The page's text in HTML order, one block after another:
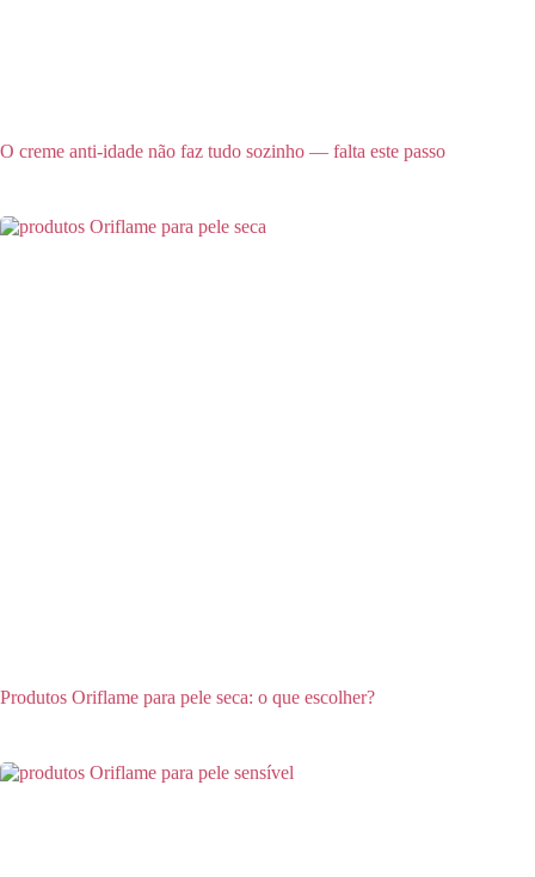
O creme anti-idade não faz tudo sozinho — falta este passo
Produtos Oriflame para pele seca: o que escolher?